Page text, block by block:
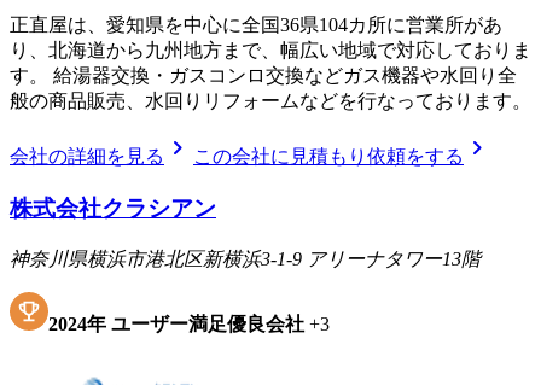
正直屋は、愛知県を中心に全国36県104カ所に営業所があ
り、北海道から九州地方まで、幅広い地域で対応しておりま
す。 給湯器交換・ガスコンロ交換などガス機器や水回り全
般の商品販売、水回りリフォームなどを行なっております。
会社の詳細を見る chevron_right この会社に見積もり依頼をする chevron_right
株式会社クラシアン
神奈川県横浜市港北区新横浜3-1-9 アリーナタワー13階
2024年 ユーザー満足優良会社 +3